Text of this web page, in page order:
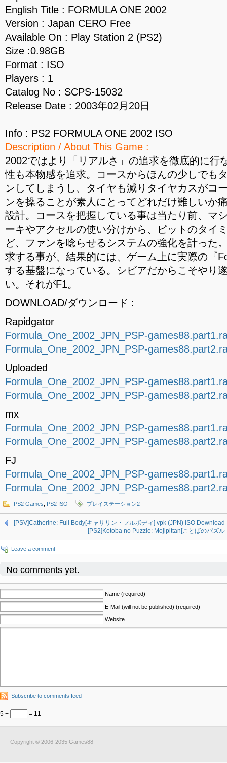
English Title : FORMULA ONE 2002
Version : Japan CERO Free
Available On : Play Station 2 (PS2)
Size :0.98GB
Format : ISO
Players : 1
Catalog No : SCPS-15032
Release Date : 2003年02月20日
Info : PS2 FORMULA ONE 2002 ISO
Description / About This Game :
2002ではより「リアルさ」の追求を徹底的に行
性も本物感を追求。コースからほんの少しでも
ンしてしまうし、タイヤも減りタイヤカスがコ
ンを操ることが素人にとってどれだけ難しいか
設計。コースを把握している事は当たり前、マ
ーキやアクセルの使い分けから、ピットのタイ
ど、ファンを唸らせるシステムの強化を計った
求する事が、結果的には、ゲーム上に実際の『
する基盤になっている。シビアだからこそやり
い。それがF1。
DOWNLOAD/ダウンロード :
Rapidgator
Formula_One_2002_JPN_PSP-
Formula_One_2002_JPN_PSP-
Uploaded
Formula_One_2002_JPN_PSP-
Formula_One_2002_JPN_PSP-
mx
Formula_One_2002_JPN_PSP-
Formula_One_2002_JPN_PSP-
FJ
Formula_One_2002_JPN_PSP-
Formula_One_2002_JPN_PSP-
PS2 Games PS2 ISO プレイステーション2
[PSV]Catherine: Full Body[キャサリン・フルボディ] vpk (JPN) ISO Download
[PS2]Kotoba no Puzzle: Mojipittan[ことばのパズ
Leave a comment
No comments yet.
Name (required)
E-Mail (will not be published) (required)
Website
Subscribe to comments feed
5 + = 11
Copyright © 2006-2035 Games88